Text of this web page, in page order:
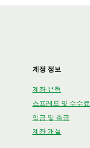
계정 정보
계좌 유형
스프레드 및 수수료
입금 및 출금
계좌 개설